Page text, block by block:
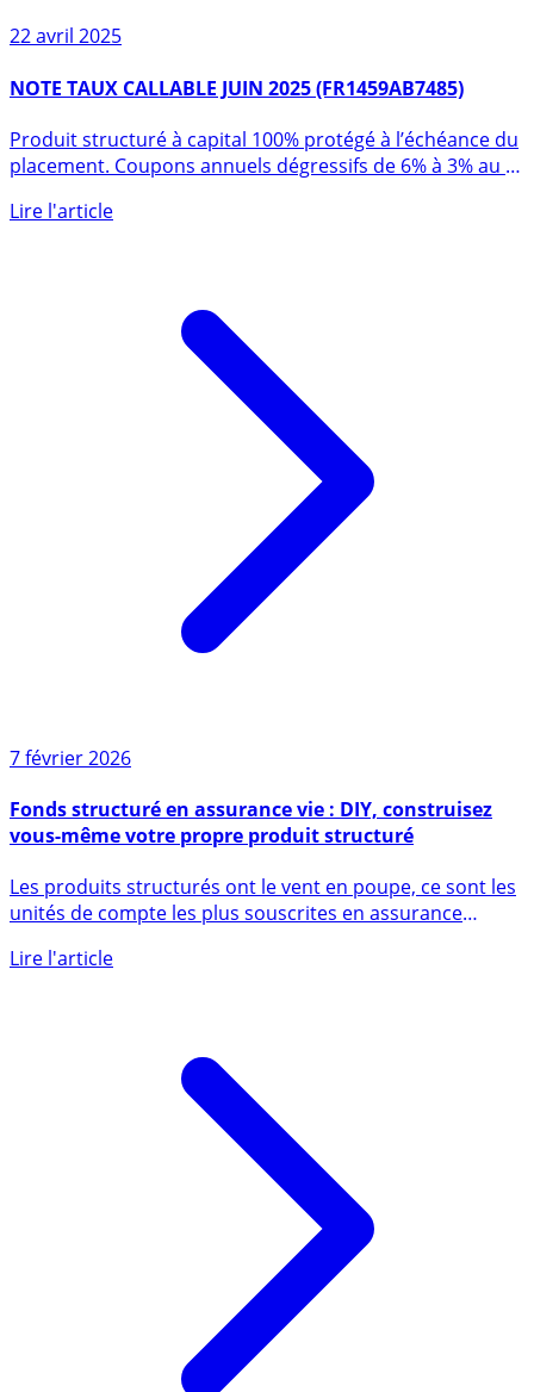
Produit structuré à capital 100% protégé à l’échéance du
placement. Coupons annuels dégressifs de 6% à 3% au fil
des (...)
Fonds structuré en assurance vie : DIY, construisez
Les produits structurés ont le vent en poupe, ce sont les
unités de compte les plus souscrites en assurance
vie, (...)